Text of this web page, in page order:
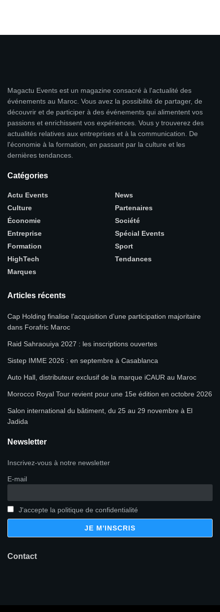
Magactu Events est un magazine consacré à l'actualité des
événements au Maroc. Vous avez la possibilité de partager, de
découvrir et de participer à des événements qui alimentent vos
passions et enrichissent vos expériences. Vous y trouverez des
actualités relatives aux entreprises et à la communication. De
l'économie à la formation, en passant par la culture et les
dernières tendances.
Catégories
Actu Events
Culture
Économie
Entreprise
Formation
HighTech
Marques
News
Partenaires
Société
Spécial Events
Sport
Tendances
Articles récents
Cap Holding finalise l’acquisition d’une participation majoritaire
dans Forafric Maroc
Raid Sahraouiya 2027 : les inscriptions ouvertes
Sistep IMME 2026 : en septembre à Casablanca
Auto Hall, distributeur exclusif de la marque iCAUR au Maroc
Morocco Royal Tour revient pour une 15e édition en octobre 2026
Salon international du bâtiment, du 25 au 29 novembre à El
Jadida
Newsletter
Inscrivez-vous à notre newsletter
E-mail
J'accepte la politique de confidentialité
Contact